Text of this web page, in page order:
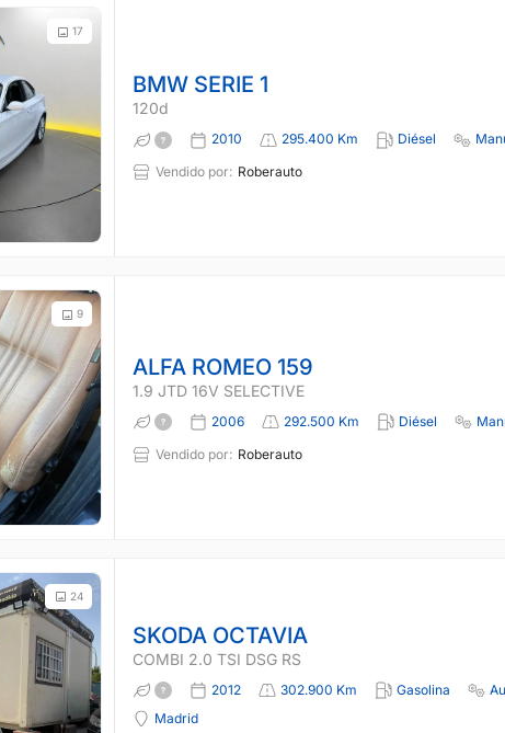
17
BMW SERIE 1
120d
2010 295.400 Km Diésel
Vendido por: Roberauto
9
ALFA ROMEO 159
1.9 JTD 16V SELECTIVE
2006 292.500 Km Diésel
Vendido por: Roberauto
24
SKODA OCTAVIA
COMBI 2.0 TSI DSG RS
2012 302.900 Km Gasolina
Madrid